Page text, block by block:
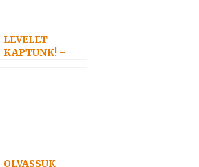
LEVELET
KAPTUNK! –
OLVASSUK